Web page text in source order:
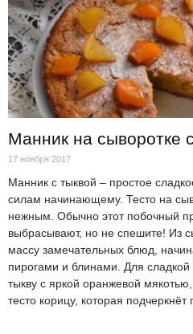
Манник на сыворотке
17 ноября 2017
Манник с тыквой – простое
силам начинающему. Тесто на
нежным. Обычно этот побочный
выбрасывают, но не спешите! Из
массу замечательных блюд,
пирогами и блинами. Для сладкой
тыкву с яркой оранжевой
тесто корицу, которая